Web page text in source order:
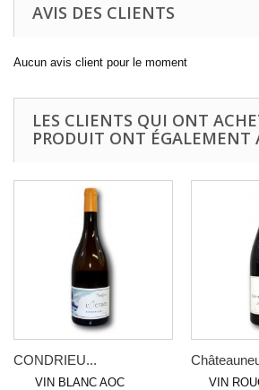
AVIS DES CLIENTS
Aucun avis client pour le moment
LES CLIENTS QUI ONT
PRODUIT ONT ÉGALEMENT
CONDRIEU...
VIN BLANC AOC
VIN